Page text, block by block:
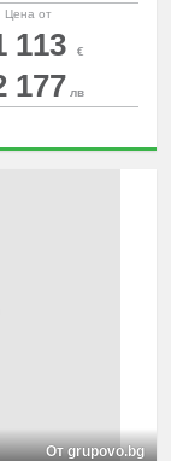
Цена от
113 €
177 лв
От grupovo.bg